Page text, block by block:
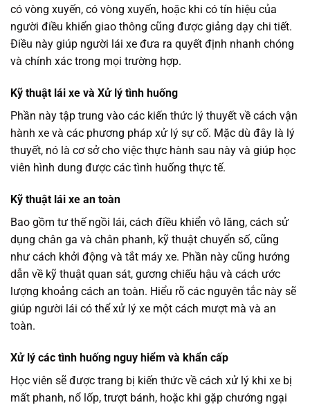
có vòng xuyến, có vòng xuyến, hoặc khi có tín hiệu của
người điều khiển giao thông cũng được giảng dạy chi tiết.
Điều này giúp người lái xe đưa ra quyết định nhanh chóng
và chính xác trong mọi trường hợp.
Kỹ thuật lái xe và Xử lý tình huống
Phần này tập trung vào các kiến thức lý thuyết về cách vận
hành xe và các phương pháp xử lý sự cố. Mặc dù đây là lý
thuyết, nó là cơ sở cho việc thực hành sau này và giúp học
viên hình dung được các tình huống thực tế.
Kỹ thuật lái xe an toàn
Bao gồm tư thế ngồi lái, cách điều khiển vô lăng, cách sử
dụng chân ga và chân phanh, kỹ thuật chuyển số, cũng
như cách khởi động và tắt máy xe. Phần này cũng hướng
dẫn về kỹ thuật quan sát, gương chiếu hậu và cách ước
lượng khoảng cách an toàn. Hiểu rõ các nguyên tắc này sẽ
giúp người lái có thể xử lý xe một cách mượt mà và an
toàn.
Xử lý các tình huống nguy hiểm và khẩn cấp
Học viên sẽ được trang bị kiến thức về cách xử lý khi xe bị
mất phanh, nổ lốp, trượt bánh, hoặc khi gặp chướng ngại